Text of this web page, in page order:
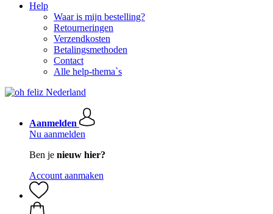
Help
Waar is mijn bestelling?
Retourneringen
Verzendkosten
Betalingsmethoden
Contact
Alle help-thema`s
Aanmelden
Nu aanmelden
Ben je nieuw hier?
Account aanmaken